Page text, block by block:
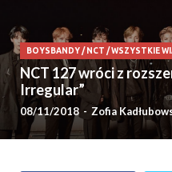
BOYSBANDY/ NCT /WSZYSTKIE
NCT 127 wróci z
Irregular”
08/11/2018 - Zofia